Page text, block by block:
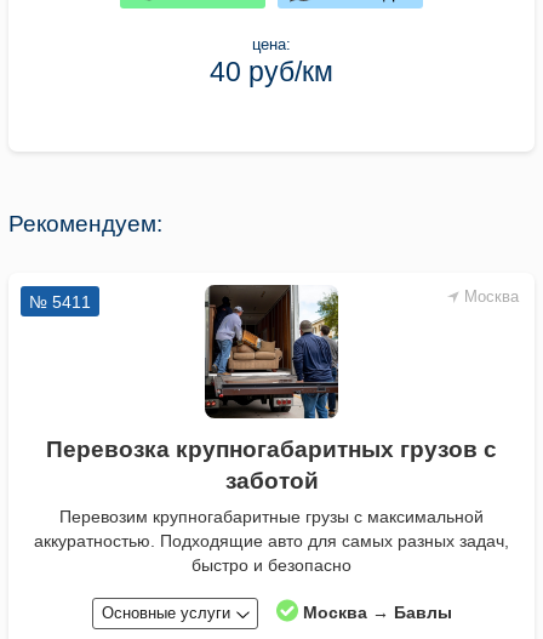
цена:
40 руб/км
Рекомендуем:
Москва
№ 5411
Перевозка крупногабаритных грузов с
заботой
Перевозим крупногабаритные грузы с максимальной
аккуратностью. Подходящие авто для самых разных задач,
быстро и безопасно
Основные услуги Москва → Бавлы